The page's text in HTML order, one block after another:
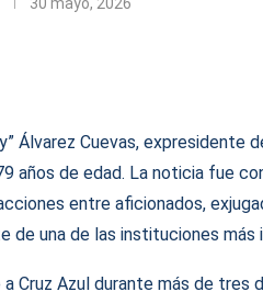
Álvarez Cuevas, expresidente
años de edad. La noticia fue
entre aficionados,
de una de las instituciones más
a Cruz Azul durante más de